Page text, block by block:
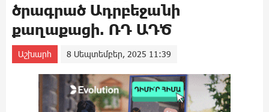
ծրագրած Ադրբեջանի
քաղաքացի. ՌԴ ԱԴԾ
Աշխարհ 8 Սեպտեմբեր, 2025 11:39